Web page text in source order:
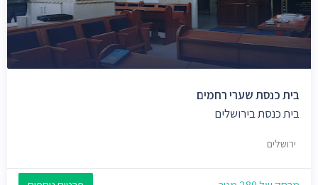
בית כנסת שערי רחמים
בית כנסת בירושלים
ירושלים